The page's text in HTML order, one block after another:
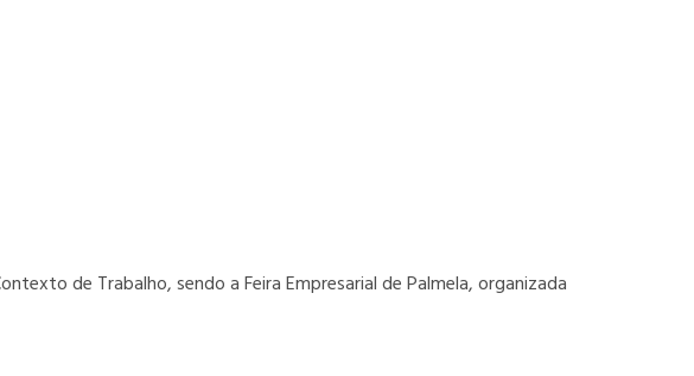
de Trabalho, sendo a Feira Empresarial de Palmela, organizada